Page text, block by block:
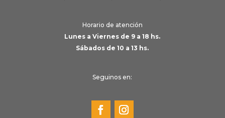
Horario de atención
Lunes a Viernes de 9 a 18 hs.
Sábados de 10 a 13 hs.
Seguinos en: